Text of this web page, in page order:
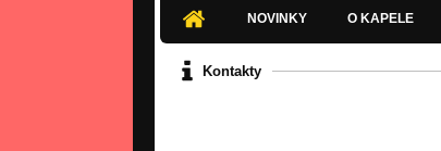
NOVINKY O KAPELE
Kontakty